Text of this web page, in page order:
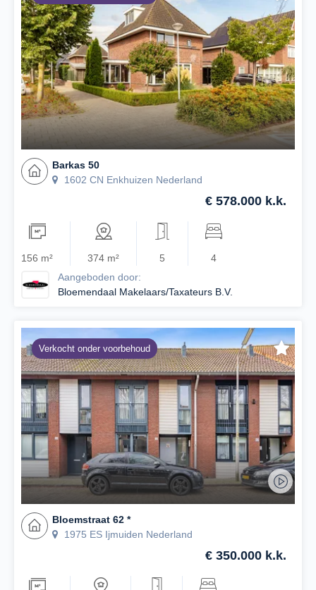
Barkas 50
1602 CN Enkhuizen Nederland
€ 578.000 k.k.
156 m² 374 m² 5
4
Aangeboden door:
Bloemendaal Makelaars/Taxateurs B.V.
Verkocht onder voorbehoud
Bloemstraat 62 *
1975 ES Ijmuiden Nederland
€ 350.000 k.k.